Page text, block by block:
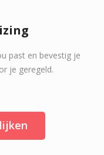
past en bevestig je
je geregeld.